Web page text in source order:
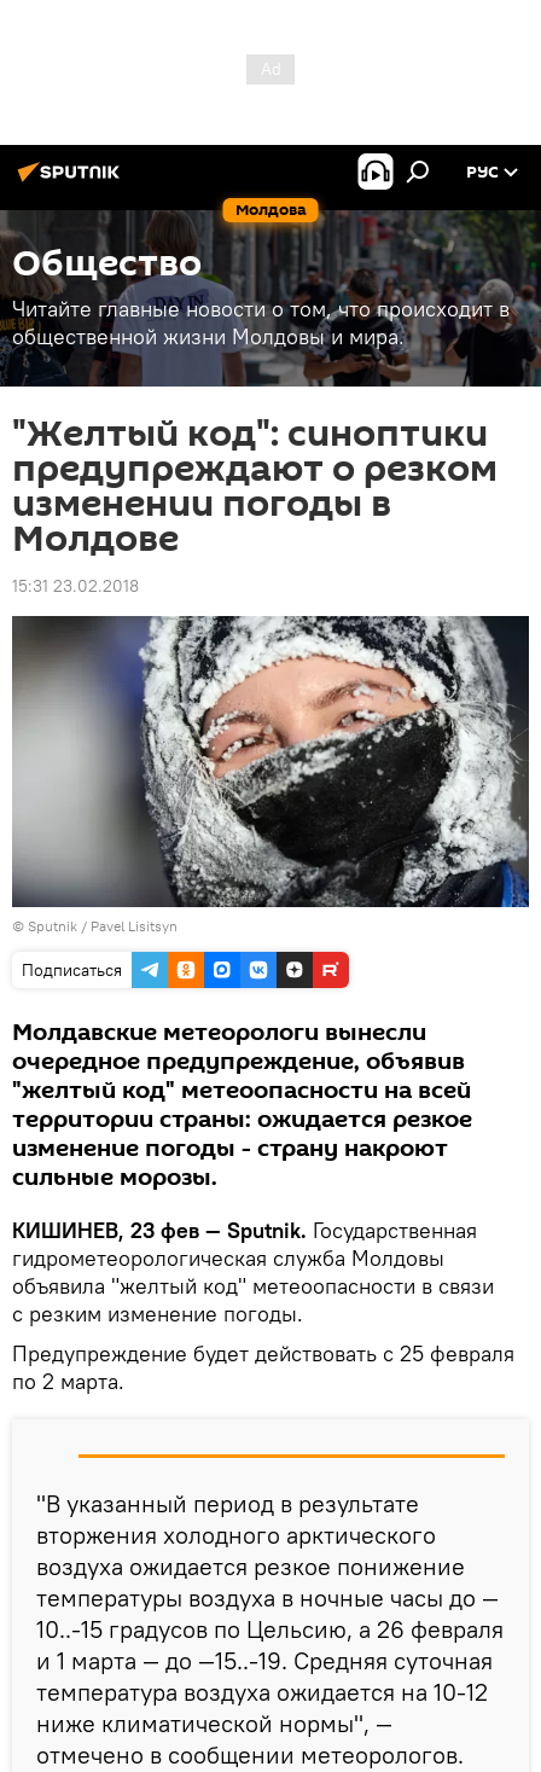
Молдова
РУС
Общество
Читайте главные новости о том, что происходит в
общественной жизни Молдовы и мира.
"Желтый код": синоптики
предупреждают о резком
изменении погоды в
Молдове
15:31 23.02.2018
© Sputnik / Pavel Lisitsyn
Подписаться
Молдавские метеорологи вынесли
очередное предупреждение, объявив
"желтый код" метеоопасности на всей
территории страны: ожидается резкое
изменение погоды - страну накроют
сильные морозы.
КИШИНЕВ, 23 фев — Sputnik. Государственная
гидрометеорологическая служба Молдовы
объявила "желтый код" метеоопасности в связи
с резким изменение погоды.
Предупреждение будет действовать с 25 февраля
по 2 марта.
"В указанный период в результате
вторжения холодного арктического
воздуха ожидается резкое понижение
температуры воздуха в ночные часы до —
10..-15 градусов по Цельсию, а 26 февраля
и 1 марта — до —15..-19. Средняя суточная
температура воздуха ожидается на 10-12
ниже климатической нормы", —
отмечено в сообщении метеорологов.